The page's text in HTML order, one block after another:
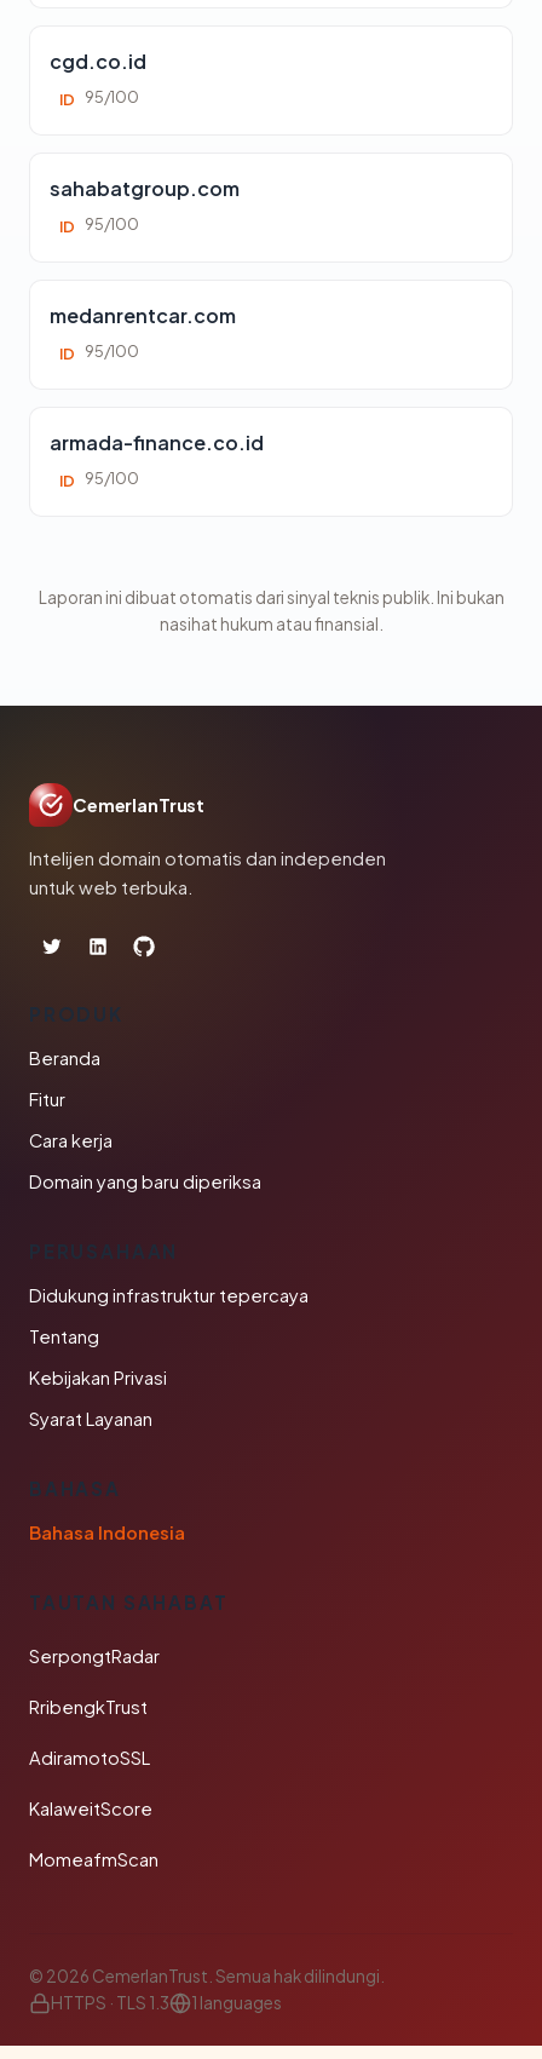
cgd.co.id
ID 95/100
sahabatgroup.com
ID 95/100
medanrentcar.com
ID 95/100
armada-finance.co.id
ID 95/100
Laporan ini dibuat otomatis dari sinyal teknis publik. Ini bukan
nasihat hukum atau finansial.
CemerlanTrust
Intelijen domain otomatis dan independen
untuk web terbuka.
PRODUK
Beranda
Fitur
Cara kerja
Domain yang baru diperiksa
PERUSAHAAN
Didukung infrastruktur tepercaya
Tentang
Kebijakan Privasi
Syarat Layanan
BAHASA
Bahasa Indonesia
TAUTAN SAHABAT
SerpongtRadar
RribengkTrust
AdiramotoSSL
KalaweitScore
MomeafmScan
© 2026 CemerlanTrust. Semua hak dilindungi.
HTTPS · TLS 1.3
1 languages